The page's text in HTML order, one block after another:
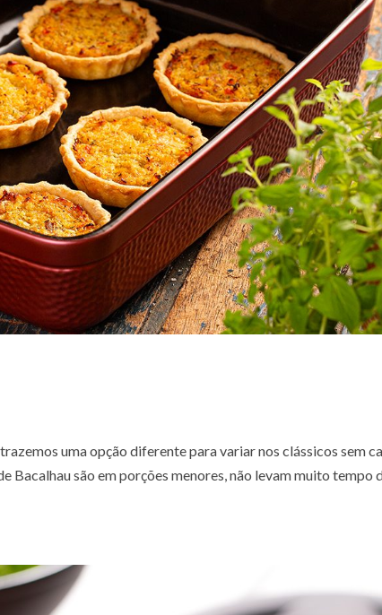
uma opção diferente para variar nos clássicos sem
Bacalhau são em porções menores, não levam muito tempo